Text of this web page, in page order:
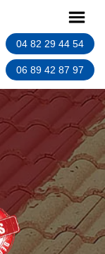
04 82 29 44 54
06 89 42 87 97